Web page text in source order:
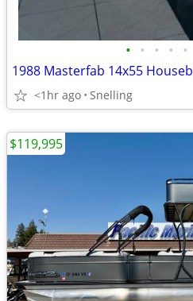
• • • • •
1988 Masterfab 14x55
<1hr ago Snelling
$119,995